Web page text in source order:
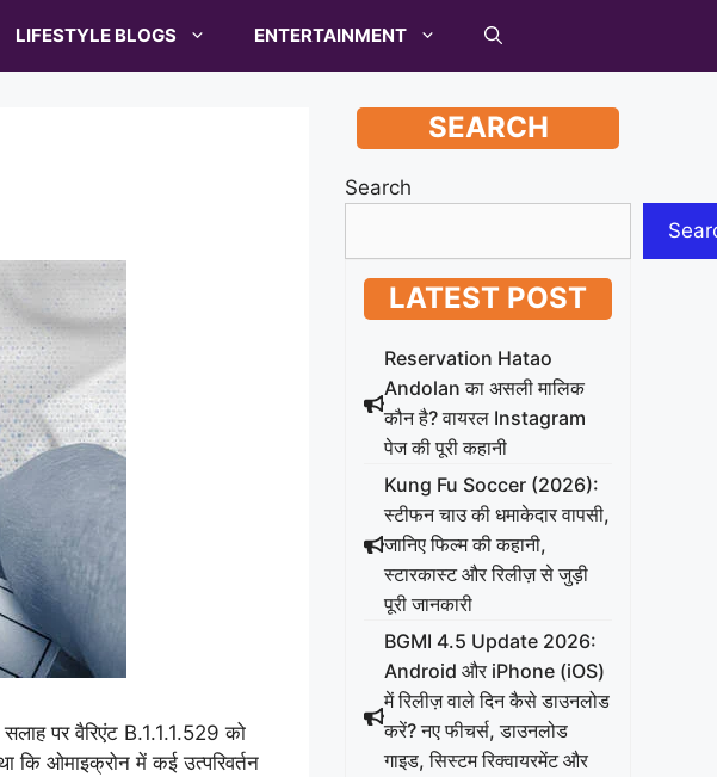
LIFESTYLE BLOGS ENTERTAINMENT
पर वैरिएंट B.1.1.1.529 को
कि ओमाइक्रोन में कई उत्परिवर्तन
SEARCH
Search
LATEST POST
Reservation Hatao
Andolan का असली मालिक
कौन है? वायरल Instagram
पेज की पूरी कहानी
Kung Fu Soccer (2026):
स्टीफन चाउ की धमाकेदार वापसी,
जानिए फिल्म की कहानी,
स्टारकास्ट और रिलीज़ से जुड़ी
पूरी जानकारी
BGMI 4.5 Update 2026:
Android और iPhone (iOS)
में रिलीज़ वाले दिन कैसे डाउनलोड
करें? नए फीचर्स, डाउनलोड
गाइड, सिस्टम रिक्वायरमेंट और